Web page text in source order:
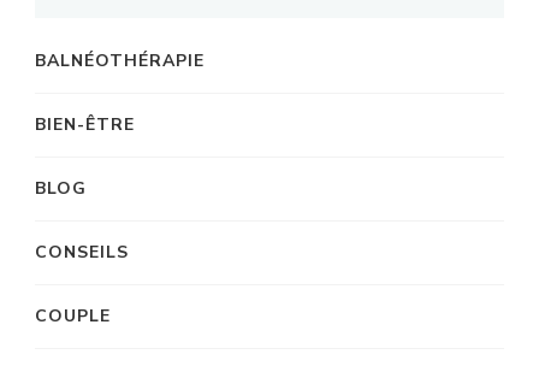
BALNÉOTHÉRAPIE
BIEN-ÊTRE
BLOG
CONSEILS
COUPLE